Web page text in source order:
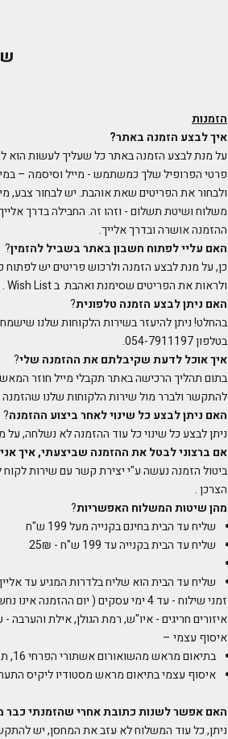
הזמנות
איך לבצע הזמנה באתר?
על מנת לבצע הזמנה באתר כל שעליך לעשות הוא
פרטי הפרופיל שלך כמשתמש - מייל וסיסמה –
ולבחור את הפריטים שאת אוהבת. יש לבחור צבע,
משלוח ושיטת תשלום - וזהו זה. החבילה בדרך
ההזמנה אושרה ובדרך אלייך.
האם עליי לפתוח חשבון באתר בשביל להזמין?
כן, על מנת לבצע הזמנה ולרכוש פריטים יש
ולראות את הפריטים שסימנת ואהבת ב Wish List .
האם ניתן לבצע הזמנה טלפונית?
בטלפון 054-7911197.
איך אוכל לדעת שקיבלתם את ההזמנה שלי?
בתום תהליך הרכישה באתר תקבלי מייל חוזר
להתקשר ולברר מול שירות הלקוחות שלנו
האם ניתן לבצע כל שינוי לאחר ביצוע ההזמנה?
ניתן לבצע כל שינוי כל עוד ההזמנה לא נשלחה,
אם ברצוני לבטל את ההזמנה שביצעתי, איך
הצרכן .
מהן שיטות המשלוח האפשריות?
שליח עד הבית בחינם בקנייה מעל 199 ש"ח
שליח עד הבית בקנייה עד 199 ש"ח - 25₪
שליח עד הבית הוא שליח בלדרות המגיע עד אלייך
זמני שילוח - עד 4 ימי עסקים ( יום ההזמנה אינו נחשב ליום עסקים)
איזורים חריגים - איו"ש, רמת הגולן, אילת והערבה - עד 7 ימי עסקים ( יום ההזמנה אינו נחשב ליום
איסוף עצמי –
בתיאום מראש מהשואורום אשתורי הפרחי 16, ת"א.
איסוף עצמי בתיאום מראש מסטודיו ליקיס התערוכה 3, מבנה
האם אפשר לשנות כתובת אחרי שהזמנתי כבר